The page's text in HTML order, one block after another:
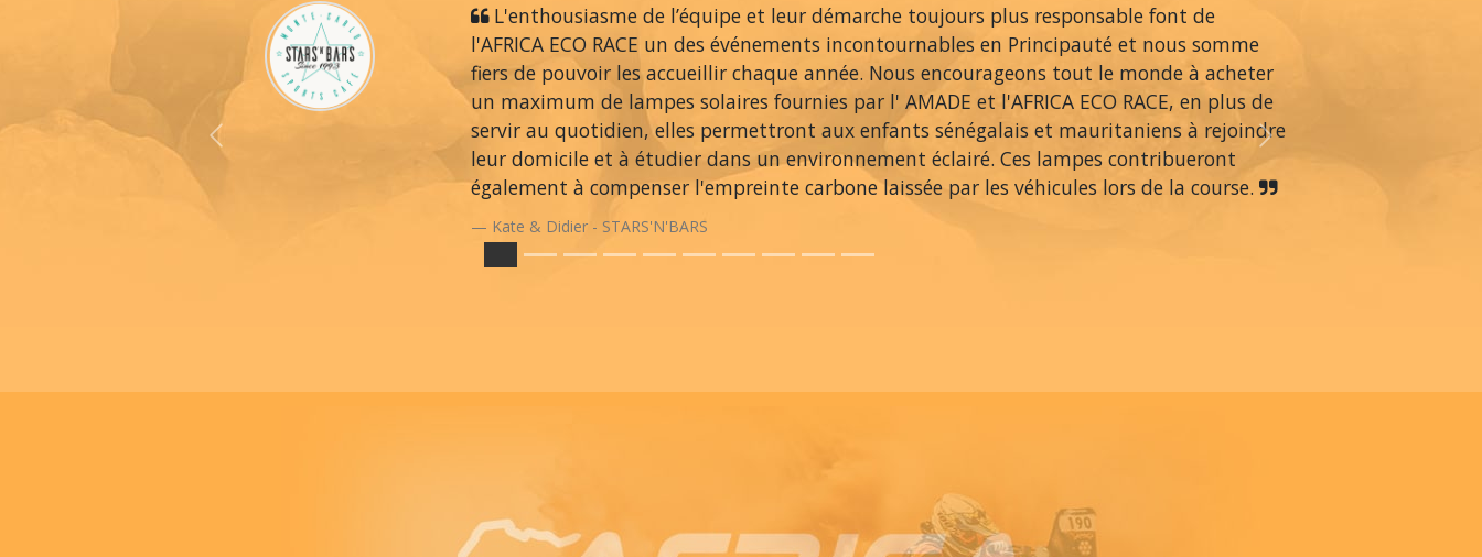
L'enthousiasme de l’équipe et leur démarche toujours plus responsable font de
l'AFRICA ECO RACE un des événements incontournables en Principauté et nous somme
fiers de pouvoir les accueillir chaque année. Nous encourageons tout le monde à acheter
un maximum de lampes solaires fournies par l' AMADE et l'AFRICA ECO RACE, en plus de
servir au quotidien, elles permettront aux enfants sénégalais et mauritaniens à rejoindre
leur domicile et à étudier dans un environnement éclairé. Ces lampes contribueront
également à compenser l'empreinte carbone laissée par les véhicules lors de la course.
Kate & Didier - STARS'N'BARS
Previous Next